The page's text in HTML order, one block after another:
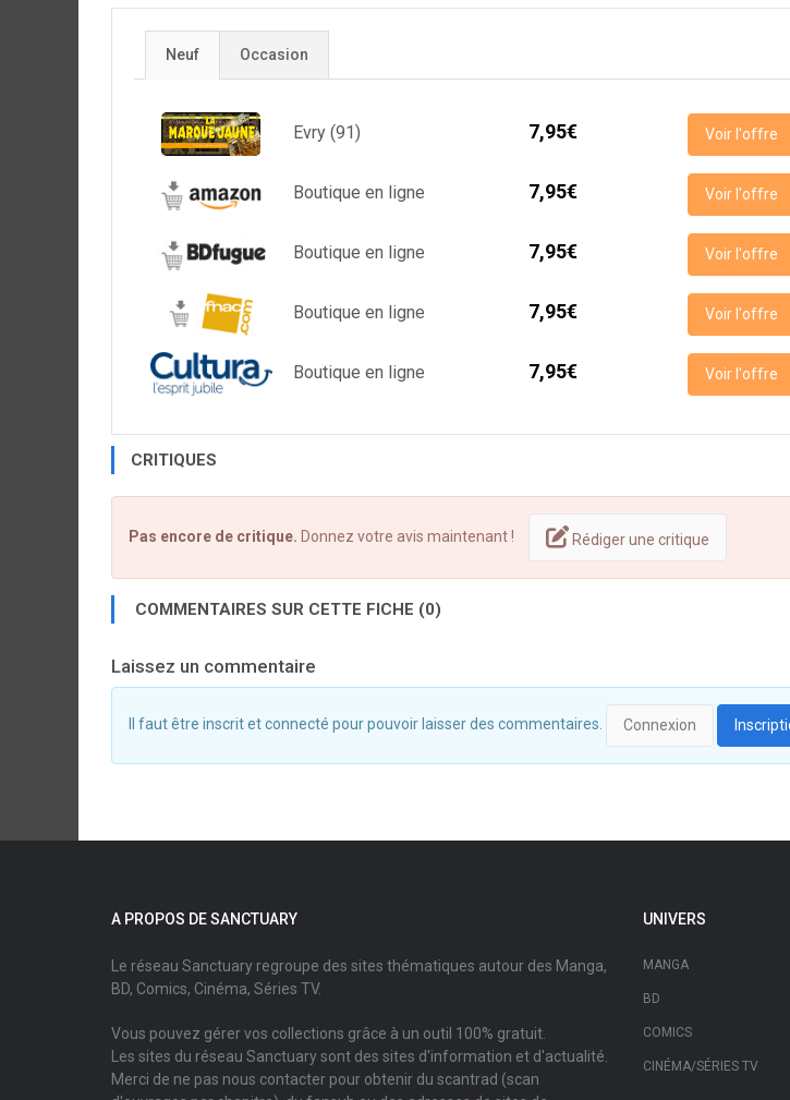
Neuf Occasion
Evry (91) 7,95€ Voir l'offre
Boutique en ligne 7,95€ Voir l'offre
Boutique en ligne 7,95€ Voir l'offre
Boutique en ligne 7,95€ Voir l'offre
Boutique en ligne 7,95€ Voir l'offre
CRITIQUES
Pas encore de critique. Donnez votre avis maintenant ! Rédiger une critique
COMMENTAIRES SUR CETTE FICHE (0)
Laissez un commentaire
Il faut être inscrit et connecté pour pouvoir laisser des commentaires. Connexion
A PROPOS DE SANCTUARY
Le réseau Sanctuary regroupe des sites thématiques autour des Manga,
BD, Comics, Cinéma, Séries TV.
Vous pouvez gérer vos collections grâce à un outil 100% gratuit.
Les sites du réseau Sanctuary sont des sites d'information et d'actualité.
Merci de ne pas nous contacter pour obtenir du scantrad (scan
UNIVERS
MANGA
BD
COMICS
CINÉMA/SÉRIES TV